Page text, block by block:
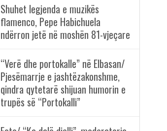
Shuhet legjenda e muzikës
flamenco, Pepe Habichuela
ndërron jetë në moshën 81-vjeçare
“Verë dhe portokalle” në Elbasan/
Pjesëmarrje e jashtëzakonshme,
qindra qytetarë shijuan humorin e
trupës së “Portokalli”